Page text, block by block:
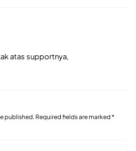
atas supportnya,
published. Required fields are marked *